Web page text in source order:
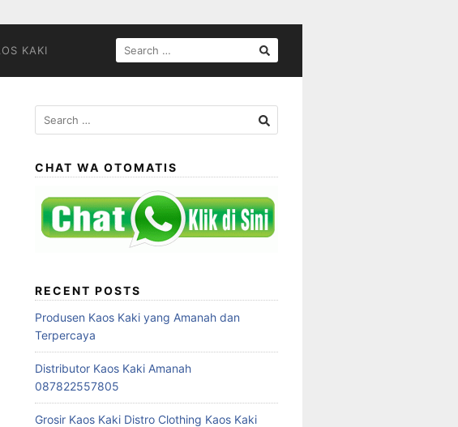
KAKI
SEARCH
FOR:
Search
for:
CHAT WA OTOMATIS
RECENT POSTS
Produsen Kaos Kaki yang Amanah dan
Terpercaya
Distributor Kaos Kaki Amanah
087822557805
Grosir Kaos Kaki Distro Clothing Kaos Kaki